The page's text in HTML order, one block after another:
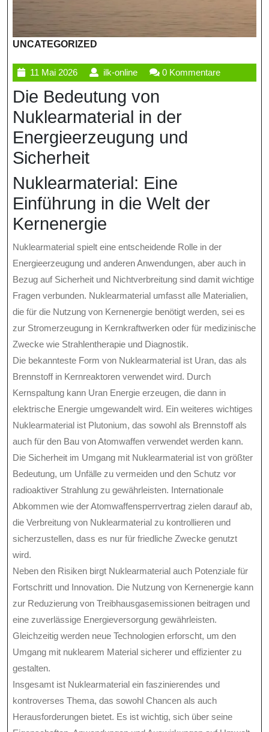
UNCATEGORIZED
11 Mai 202611
Mai
2026
ilk-onlineilk-
online
0 Kommentare
Die Bedeutung von
Nuklearmaterial in der
Energieerzeugung und
Sicherheit
Nuklearmaterial: Eine
Einführung in die Welt der
Kernenergie
Nuklearmaterial spielt eine entscheidende Rolle in der
Energieerzeugung und anderen Anwendungen, aber auch in
Bezug auf Sicherheit und Nichtverbreitung sind damit wichtige
Fragen verbunden. Nuklearmaterial umfasst alle Materialien,
die für die Nutzung von Kernenergie benötigt werden, sei es
zur Stromerzeugung in Kernkraftwerken oder für medizinische
Zwecke wie Strahlentherapie und Diagnostik.
Die bekannteste Form von Nuklearmaterial ist Uran, das als
Brennstoff in Kernreaktoren verwendet wird. Durch
Kernspaltung kann Uran Energie erzeugen, die dann in
elektrische Energie umgewandelt wird. Ein weiteres wichtiges
Nuklearmaterial ist Plutonium, das sowohl als Brennstoff als
auch für den Bau von Atomwaffen verwendet werden kann.
Die Sicherheit im Umgang mit Nuklearmaterial ist von größter
Bedeutung, um Unfälle zu vermeiden und den Schutz vor
radioaktiver Strahlung zu gewährleisten. Internationale
Abkommen wie der Atomwaffensperrvertrag zielen darauf ab,
die Verbreitung von Nuklearmaterial zu kontrollieren und
sicherzustellen, dass es nur für friedliche Zwecke genutzt
wird.
Neben den Risiken birgt Nuklearmaterial auch Potenziale für
Fortschritt und Innovation. Die Nutzung von Kernenergie kann
zur Reduzierung von Treibhausgasemissionen beitragen und
eine zuverlässige Energieversorgung gewährleisten.
Gleichzeitig werden neue Technologien erforscht, um den
Umgang mit nuklearem Material sicherer und effizienter zu
gestalten.
Insgesamt ist Nuklearmaterial ein faszinierendes und
kontroverses Thema, das sowohl Chancen als auch
Herausforderungen bietet. Es ist wichtig, sich über seine